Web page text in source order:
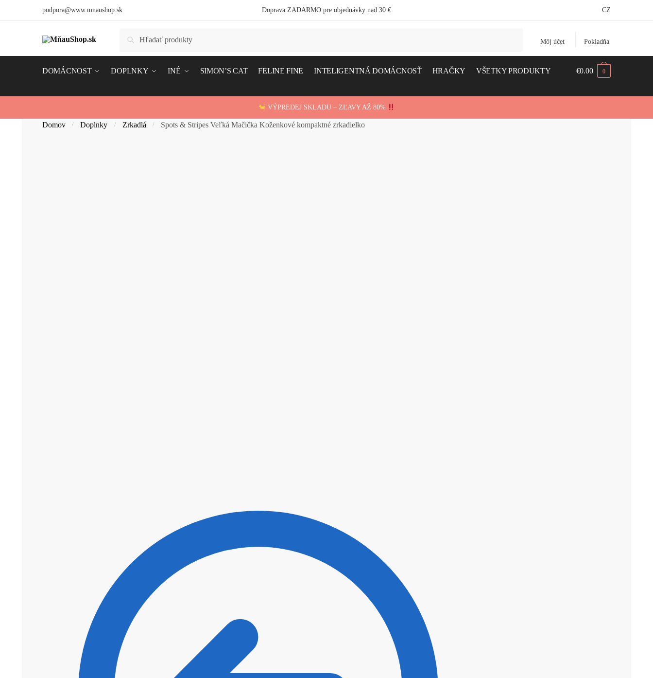
podpora@www.mnaushop.sk Doprava ZADARMO pre objednávky nad 30 € CZ
Vyhľadávanie
Môj účet Pokladňa
DOMÁCNOST DOPLNKY INÉ SIMON’S CAT FELINE FINE INTELIGENTNÁ DOMÁCNOSŤ HRAČKY VŠETKY PRODUKTY €0.00 0
VÝPREDEJ SKLADU – ZĽAVY AŽ 80%
Domov / Doplnky / Zrkadlá / Spots & Stripes Veľká Mačička Koženkové kompaktné zrkadielko